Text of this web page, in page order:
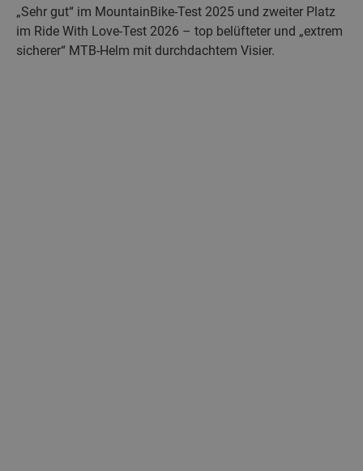
„Sehr gut“ im MountainBike-Test 2025 und zweiter Platz
im Ride With Love-Test 2026 – top belüfteter und „extrem
sicherer“ MTB-Helm mit durchdachtem Visier.